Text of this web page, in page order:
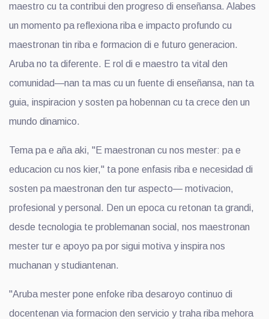
maestro cu ta contribui den progreso di enseñansa. Alabes
un momento pa reflexiona riba e impacto profundo cu
maestronan tin riba e formacion di e futuro generacion.
Aruba no ta diferente. E rol di e maestro ta vital den
comunidad—nan ta mas cu un fuente di enseñansa, nan ta
guia, inspiracion y sosten pa hobennan cu ta crece den un
mundo dinamico.
Tema pa e aña aki, "E maestronan cu nos mester: pa e
educacion cu nos kier," ta pone enfasis riba e necesidad di
sosten pa maestronan den tur aspecto— motivacion,
profesional y personal. Den un epoca cu retonan ta grandi,
desde tecnologia te problemanan social, nos maestronan
mester tur e apoyo pa por sigui motiva y inspira nos
muchanan y studiantenan.
"Aruba mester pone enfoke riba desaroyo continuo di
docentenan via formacion den servicio y traha riba mehora